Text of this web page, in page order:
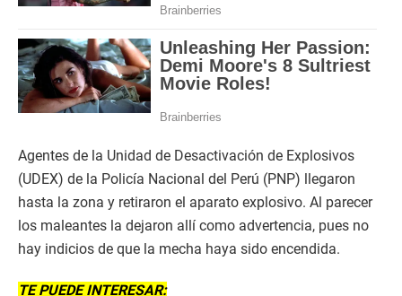
Agentes de la Unidad de Desactivación de Explosivos
(UDEX) de la Policía Nacional del Perú (PNP) llegaron
hasta la zona y retiraron el aparato explosivo. Al parecer
los maleantes la dejaron allí como advertencia, pues no
hay indicios de que la mecha haya sido encendida.
TE PUEDE INTERESAR: